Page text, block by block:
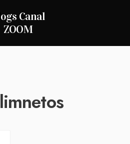
Canal
ZOOM